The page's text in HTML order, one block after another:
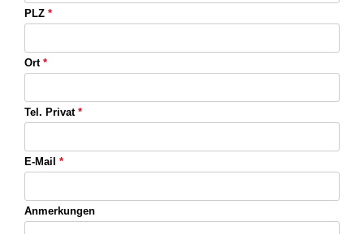
PLZ *
Ort *
Tel. Privat *
E-Mail *
Anmerkungen